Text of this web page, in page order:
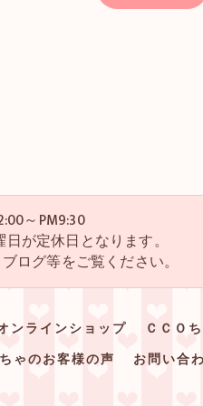
～PM9:30
が定休日となります。
ログ等をご覧ください。
ンラインショップ
ＣＣＯ
ゃのお客様の声 お問い合